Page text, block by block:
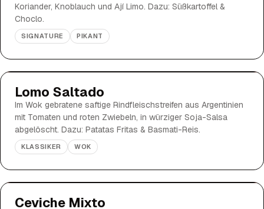
Koriander, Knoblauch und Ají Limo. Dazu: Süßkartoffel &
Choclo.
SIGNATURE PIKANT
Lomo Saltado
Im Wok gebratene saftige Rindfleischstreifen aus Argentinien
mit Tomaten und roten Zwiebeln, in würziger Soja-Salsa
abgelöscht. Dazu: Patatas Fritas & Basmati-Reis.
KLASSIKER WOK
Ceviche Mixto